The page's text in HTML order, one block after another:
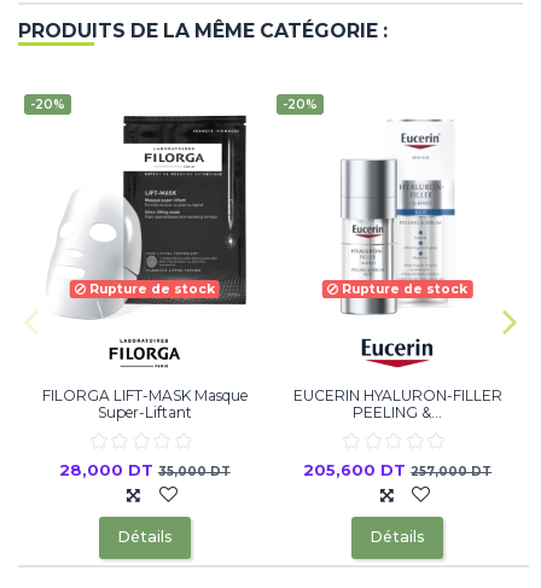
PRODUITS DE LA MÊME CATÉGORIE :
-20%
Rupture de stock
FILORGA LIFT-MASK Masque
Super-Liftant
28,000 DT35,000 DT
Détails
-20%
Rupture de stock
EUCERIN HYALURON-FILLER
PEELING &...
205,600 DT257,000 DT
Détails